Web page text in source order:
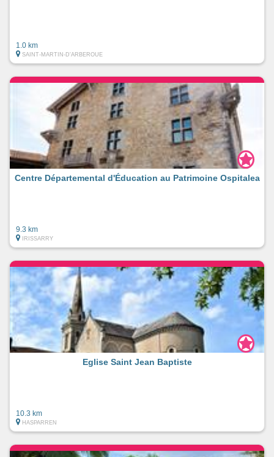
1.0 km
SAINT-MARTIN-D'ARBEROUE
Centre Départemental d'Éducation au Patrimoine Ospitalea
9.3 km
IRISSARRY
Eglise Saint Jean Baptiste
10.3 km
HASPARREN